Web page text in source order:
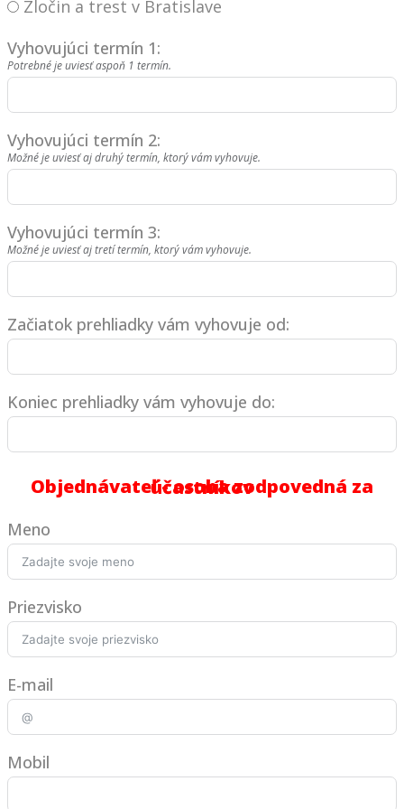
Zločin a trest v Bratislave
Vyhovujúci termín 1:
Potrebné je uviesť aspoň 1 termín.
Vyhovujúci termín 2:
Možné je uviesť aj druhý termín, ktorý vám vyhovuje.
Vyhovujúci termín 3:
Možné je uviesť aj tretí termín, ktorý vám vyhovuje.
Začiatok prehliadky vám vyhovuje od:
Koniec prehliadky vám vyhovuje do:
Objednávateľ - osoba zodpovedná za účastníkov
Meno
Priezvisko
E-mail
Mobil